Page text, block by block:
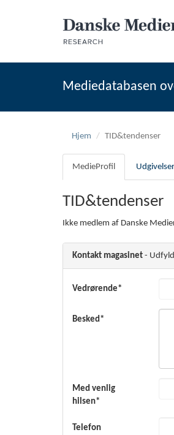
Mediedatabasen
Hjem TID&tendenser
MedieProfil Udgivelser
TID&tendenser
Ikke medlem af Danske
Kontakt magasinet -
Vedrørende*
Besked*
Med venlig
hilsen*
Telefon